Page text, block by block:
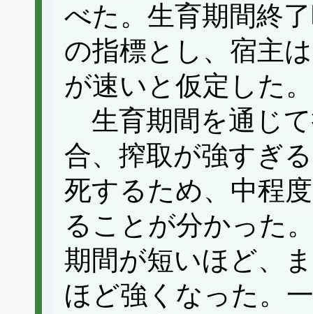
べた。生育期間終
の指標とし、宿主
が速いと仮定した。
生育期間を通じ
合、搾取が強すぎ
死するため、中程
ることが分かった
期間が短いほど、
ほど強くなった。